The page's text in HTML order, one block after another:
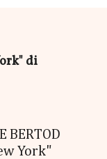
di
BERTOD
York"